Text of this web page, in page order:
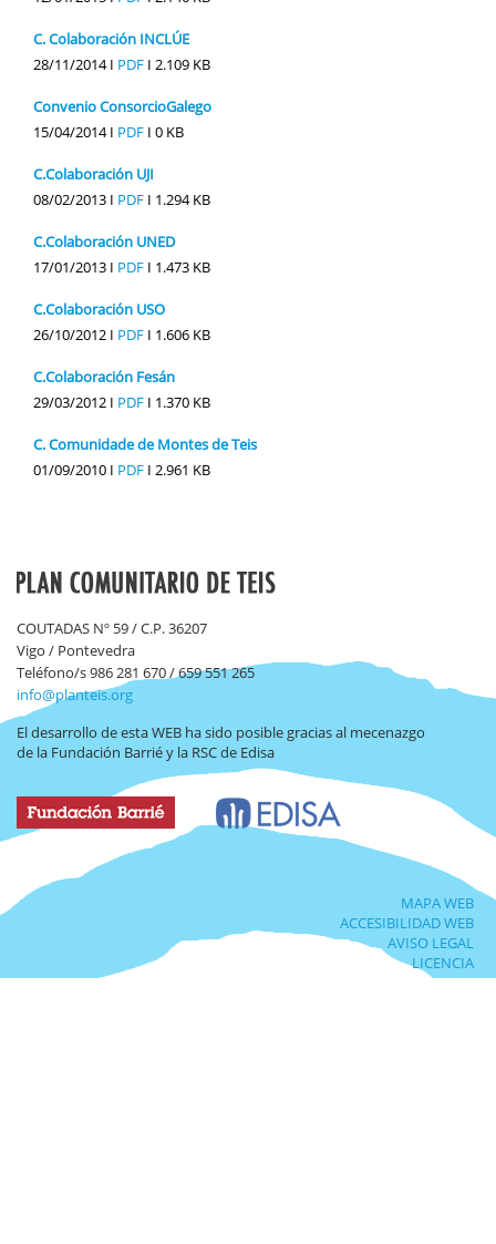
C. Colaboración INCLÚE
28/11/2014 I PDF I 2.109 KB
Convenio ConsorcioGalego
15/04/2014 I PDF I 0 KB
C.Colaboración UJI
08/02/2013 I PDF I 1.294 KB
C.Colaboración UNED
17/01/2013 I PDF I 1.473 KB
C.Colaboración USO
26/10/2012 I PDF I 1.606 KB
C.Colaboración Fesán
29/03/2012 I PDF I 1.370 KB
C. Comunidade de Montes de Teis
01/09/2010 I PDF I 2.961 KB
COUTADAS Nº 59 / C.P. 36207
Vigo / Pontevedra
Teléfono/s 986 281 670 / 659 551 265
info@planteis.org
El desarrollo de esta WEB ha sido posible gracias al mecenazgo
de la Fundación Barrié y la RSC de Edisa
MAPA WEB
ACCESIBILIDAD WEB
AVISO LEGAL
LICENCIA